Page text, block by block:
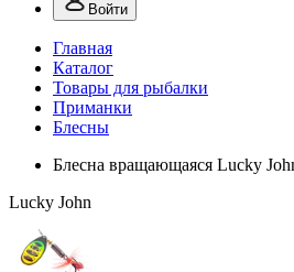
Войти
Главная
Каталог
Товары для рыбалки
Приманки
Блесны
Блесна вращающаяся Lucky
Lucky John